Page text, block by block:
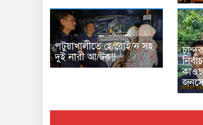
পটুয়াখালীতে হে/রোই/ন সহ
দুই নারী আ/টক!!